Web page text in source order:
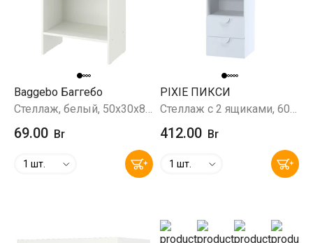
Baggebo Баггебо
Стеллаж, белый, 50x30x80 см
69.00 Br
1 шт.
PIXIE ПИКСИ
Стеллаж с 2 ящиками, 60x57x180 см, белый
412.00 Br
1 шт.